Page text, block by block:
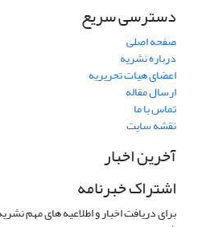
دسترسی سریع
صفحه اصلی
درباره نشریه
اعضای هیات تحریریه
ارسال مقاله
تماس با ما
نقشه سایت
آخرین اخبار
اشتراک خبرنامه
برای دریافت اخبار و اطلاعیه های مهم